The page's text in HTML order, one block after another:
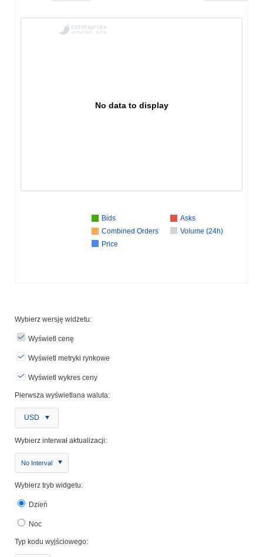
No data to display
Bids
Asks
Combined Orders
Volume (24h)
Price
Wybierz wersję widżetu:
Wyświetl cenę
Wyświetl metryki rynkowe
Wyświetl wykres ceny
Pierwsza wyświetlana waluta:
USD
Wybierz interwał aktualizacji:
No Interval
Wybierz tryb widgetu:
Dzień
Noc
Typ kodu wyjściowego: